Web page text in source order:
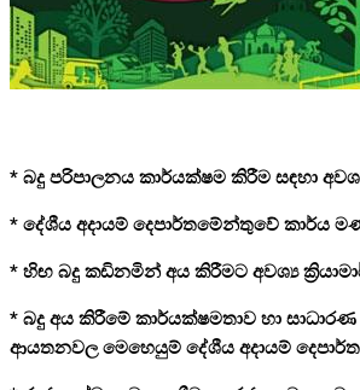
* බදු පරිපාලනය කාර්යක්ෂම කිරීම සඳහා
* දේශීය අදායම් දෙපාර්තමේන්තුවේ කාර්ය
* හිඟ බදු කඩිනමින් අය කිරීමට අවශ්‍ය
* බදු අය කිරීමේ කාර්යක්ෂමතාව හා
ආයතනවල මෙහෙයුම් දේශීය අදායම්